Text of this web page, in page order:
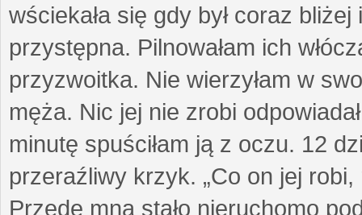
wściekała się gdy był coraz
przystępna. Pilnowałam ich
przyzwoitka. Nie wierzyłam w
męża. Nic jej nie zrobi
minutę spuściłam ją z oczu. 12
przeraźliwy krzyk. „Co on jej
Przede mną stało nieruchomo